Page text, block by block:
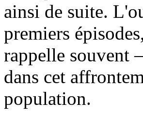
ainsi de suite.
premiers
rappelle souvent
dans cet
population.